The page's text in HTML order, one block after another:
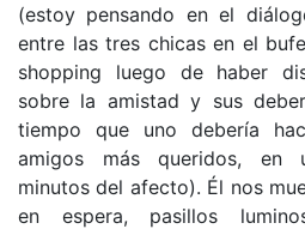
(estoy pensando en el
entre las tres chicas en el
shopping luego de haber
sobre la amistad y sus
tiempo que uno debería
amigos más queridos, en
minutos del afecto). Él nos
en espera, pasillos